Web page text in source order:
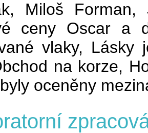
Miloš
ceny Oscar a
vlaky, Lásky
na korze,
oceněny